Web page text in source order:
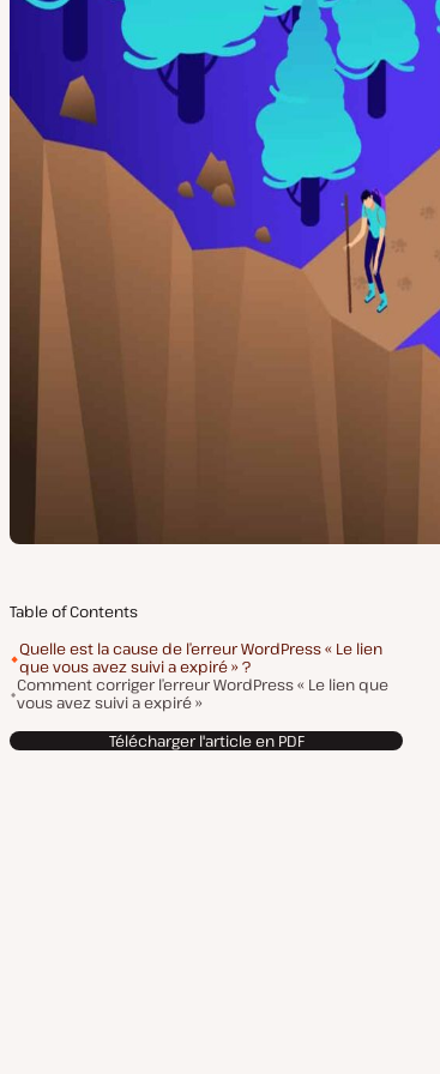
Table of Contents
Quelle est la cause de l’erreur WordPress « Le lien
que vous avez suivi a expiré » ?
Comment corriger l’erreur WordPress « Le lien que
vous avez suivi a expiré »
Télécharger l'article en PDF